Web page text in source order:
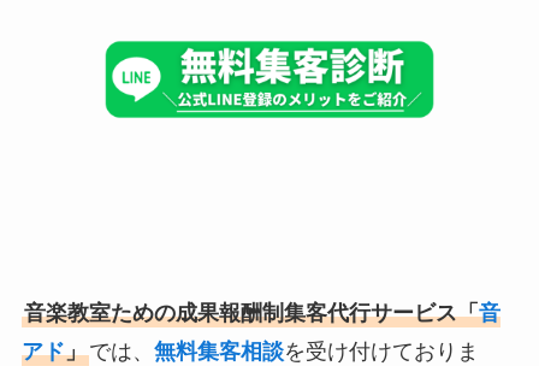
音楽教室ための成果報酬制集客代行サービス「音
アド」では、 無料集客相談を受け付けておりま